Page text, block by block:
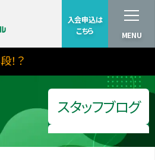
入会申込は
こちら
MENU
？
スタッフブログ